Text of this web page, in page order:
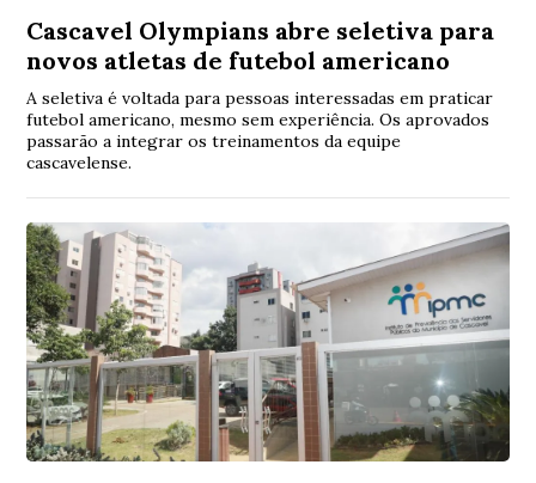
Cascavel Olympians abre seletiva para
novos atletas de futebol americano
A seletiva é voltada para pessoas interessadas em praticar
futebol americano, mesmo sem experiência. Os aprovados
passarão a integrar os treinamentos da equipe
cascavelense.